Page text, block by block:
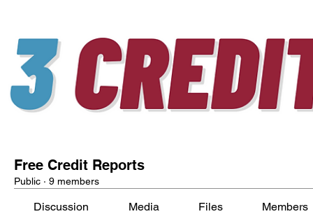
Free Credit Reports
Public · 9 members
Discussion Media Files Members